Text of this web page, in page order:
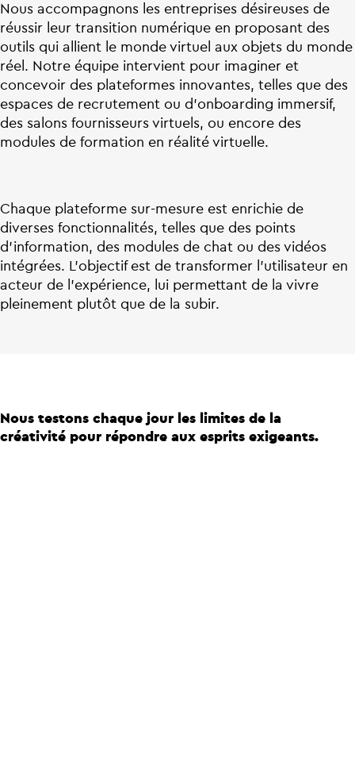
Nous accompagnons les entreprises désireuses de
réussir leur transition numérique en proposant des
outils qui allient le monde virtuel aux objets du monde
réel. Notre équipe intervient pour imaginer et
concevoir des plateformes innovantes, telles que des
espaces de recrutement ou d’onboarding immersif,
des salons fournisseurs virtuels, ou encore des
modules de formation en réalité virtuelle.
Chaque plateforme sur-mesure est enrichie de
diverses fonctionnalités, telles que des points
d’information, des modules de chat ou des vidéos
intégrées. L’objectif est de transformer l’utilisateur en
acteur de l’expérience, lui permettant de la vivre
pleinement plutôt que de la subir.
Nous testons chaque jour les limites de la
créativité pour répondre aux esprits exigeants.